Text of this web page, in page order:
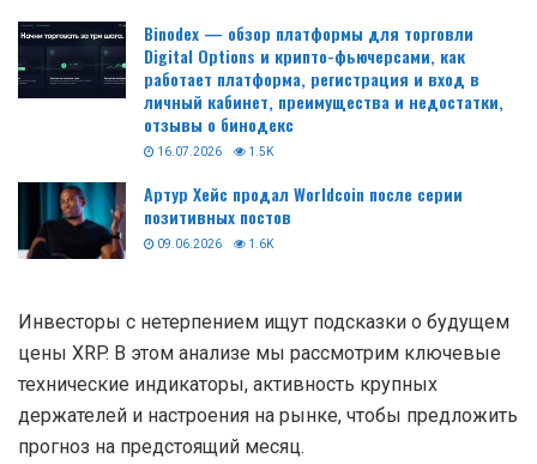
Binodex — обзор платформы для торговли
Digital Options и крипто-фьючерсами, как
работает платформа, регистрация и вход в
личный кабинет, преимущества и недостатки,
отзывы о бинодекс
16.07.2026 1.5K
Артур Хейс продал Worldcoin после серии
позитивных постов
09.06.2026 1.6K
Инвесторы с нетерпением ищут подсказки о будущем
цены XRP. В этом анализе мы рассмотрим ключевые
технические индикаторы, активность крупных
держателей и настроения на рынке, чтобы предложить
прогноз на предстоящий месяц.